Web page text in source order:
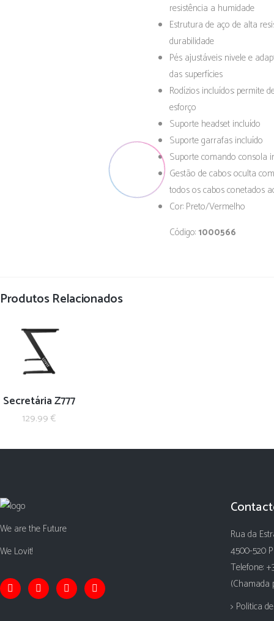
resistência a humidade
Estrutura de aço de alta
durabilidade
Pés ajustáveis: nivele e
das superfícies
Rodízios incluídos: permite
esforço
Suporte headset incluído
Suporte garrafas incluído
Suporte comando consola
Gestão de cabos: oculta
todos os cabos conetados
Cor: Preto/Vermelho
Código:1000566
Produtos Relacionados
Secretária Z777
129.99€
We are the Future
We Lovit!
Rua da
4500-520
Telefone:
(Chamada
> Politica